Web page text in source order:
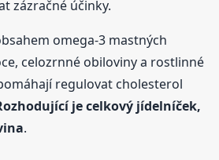
zázračné účinky.
omega-3 mastných
celozrnné obiloviny a rostlinné
regulovat cholesterol
je celkový jídelníček,
.